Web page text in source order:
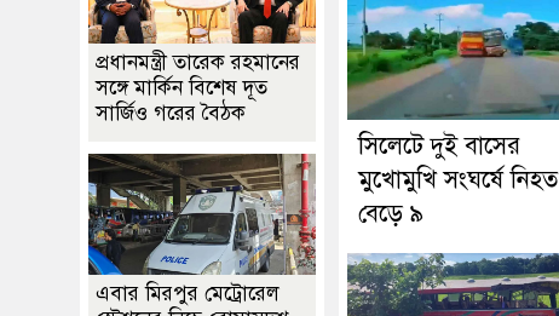
সিলেটে দুই বাসের
মুখোমুখি সংঘর্ষে নিহত
বেড়ে ৯
প্রধানমন্ত্রী তারেক রহমানের
সঙ্গে মার্কিন বিশেষ দূত
সার্জিও গরের বৈঠক
এবার মিরপুর মেট্রোরেল